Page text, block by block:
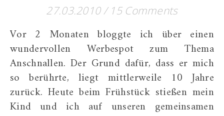
27.03.2010 / 15 Comments
Vor 2 Monaten bloggte ich über einen
wundervollen Werbespot zum Thema
Anschnallen. Der Grund dafür, dass er mich
so berührte, liegt mittlerweile 10 Jahre
zurück. Heute beim Frühstück stießen mein
Kind und ich auf unseren gemeinsamen